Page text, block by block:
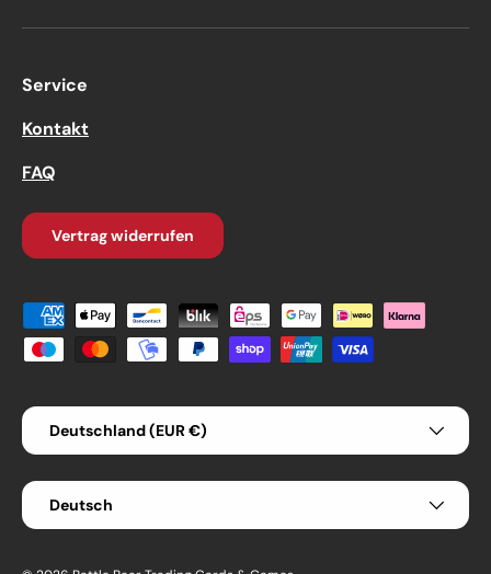
Service
Kontakt
FAQ
Vertrag widerrufen
Zahlungsmethoden
Land/Region
Deutschland (EUR €)
Sprache
Deutsch